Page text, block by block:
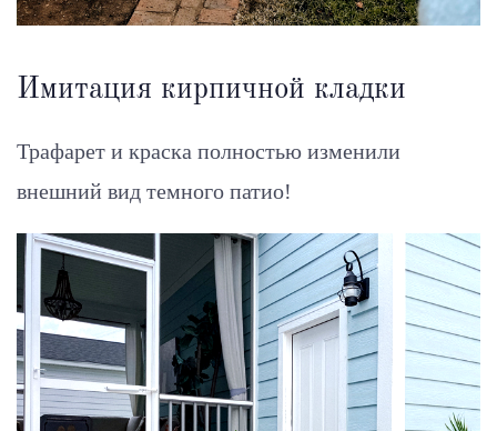
Имитация кирпичной кладки
Трафарет и краска полностью изменили
внешний вид темного патио!